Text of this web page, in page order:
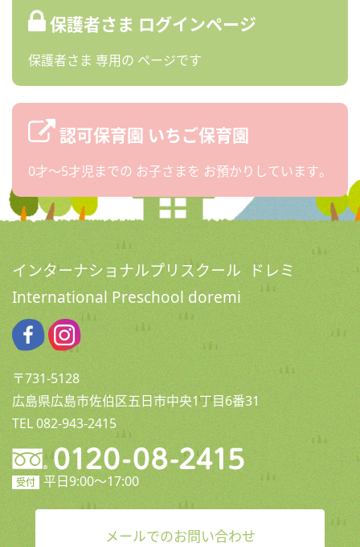
保護者さま ログインページ
保護者さま 専用の ページです
認可保育園 いちご保育園
0才〜5才児までの お子さまを お預かりしています。
インターナショナルプリスクール ドレミ
International Preschool doremi
〒731-5128
広島県広島市佐伯区五日市中央1丁目6番31
TEL 082-943-2415
受付 平日9:00〜17:00
メールでのお問い合わせ